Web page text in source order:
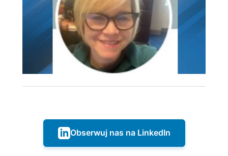
Obserwuj nas na LinkedIn